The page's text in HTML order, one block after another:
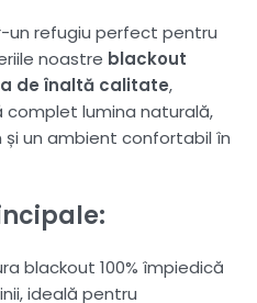
refugiu perfect pentru
noastre blackout
de înaltă calitate,
lumina naturală,
un ambient confortabil în
blackout 100% împiedică
ideală pentru